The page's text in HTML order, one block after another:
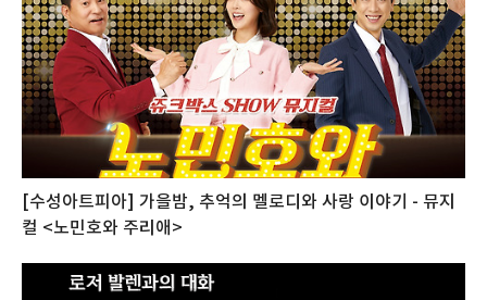
[수성아트피아] 가을밤, 추억의 멜로디와 사랑 이야기 - 뮤지
컬 <노민호와 주리애>